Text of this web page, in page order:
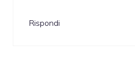
Rispondi